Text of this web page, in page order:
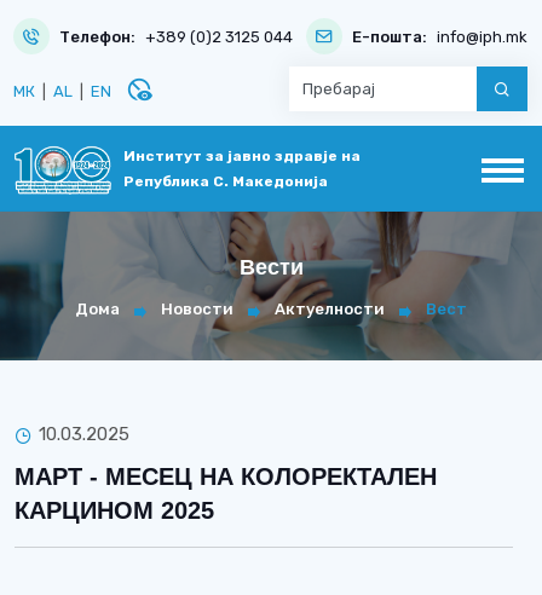
Телефон: +389 (0)2 3125 044 Е-пошта: info@iph.mk
МК AL EN disabled_visible
Институт за јавно здравје на
Република С. Македонија
Вести
Дома Новости Актуелности Вест
10.03.2025
МАРТ - МЕСЕЦ НА КОЛОРЕКТАЛЕН
КАРЦИНОМ 2025